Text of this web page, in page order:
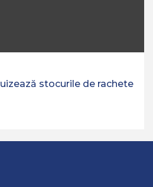
stocurile de rachete